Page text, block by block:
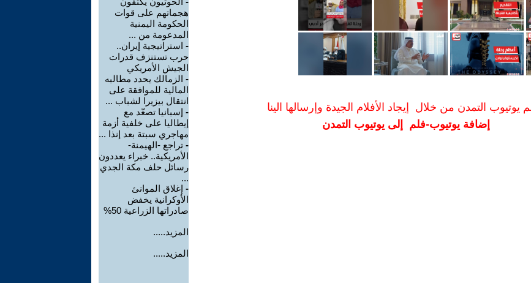
يوتيوب التمدن من خلال إيجاد الأفلام الجيدة وإرسالها الينا
إضافة يوتيوب-فلم إلى يوتيوب التمدن
هجماتهم على قوات
الحكومة اليمنية
المدعومة من ...
- استراتيجية إيران..
حرب تستنزف قدرات
الجيش الأمريكي
- الزمالك يحدد مطالبه
المالية للموافقة على
انتقال بيزيرا لشباب ...
- إسبانيا تصعّد مع
إيطاليا على خلفية أزمة
مهاجري سبتة بعد إنذا ...
- تراجع -الهيمنة-
الأمريكية.. خبراء يعددون
رسائل حلف مكة الجدي
...
- إغلاق الموانئ
الأوكرانية يخفض
صادراتها الزراعية 50%
المزيد.....
المزيد.....